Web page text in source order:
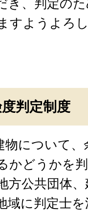
、判定の
すようよろ
判定制度
について、
かどうかを
方公共団体
域に判定士